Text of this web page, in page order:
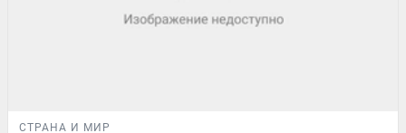
СТРАНА И МИР